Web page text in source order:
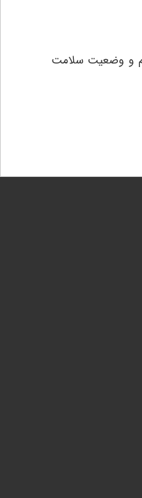
و وضعیت سلامت